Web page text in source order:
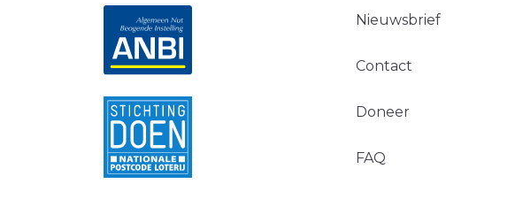
Nieuwsbrief
Contact
Doneer
FAQ